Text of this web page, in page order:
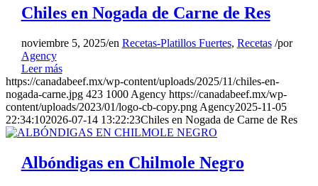
Chiles en Nogada de Carne de Res
noviembre 5, 2025/en Recetas-Platillos Fuertes, Recetas /por
Agency
Leer más
https://canadabeef.mx/wp-content/uploads/2025/11/chiles-en-
nogada-carne.jpg 423 1000 Agency https://canadabeef.mx/wp-
content/uploads/2023/01/logo-cb-copy.png Agency2025-11-05
22:34:102026-07-14 13:22:23Chiles en Nogada de Carne de Res
Albóndigas en Chilmole Negro